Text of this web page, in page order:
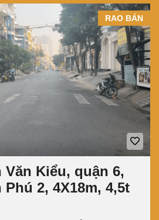
RAO BÁN
Văn Kiểu, quận 6,
2, 4X18m, 4,5t